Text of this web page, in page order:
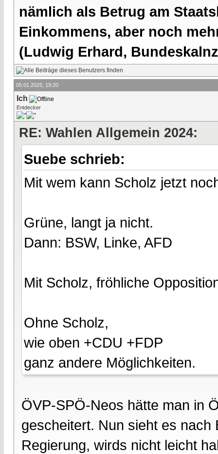
nämlich als Betrug am
Einkommens, aber noch
(Ludwig Erhard,
05.01.2025, 19:20
Ich
Entdecker
RE: Wahlen Allgemein 2024:
Suebe schrieb:
Mit wem kann Scholz jetzt
Grüne, langt ja nicht.
Dann: BSW, Linke, AFD
Mit Scholz, fröhliche
Ohne Scholz,
wie oben +CDU +FDP
ganz andere Möglichkeiten.
ÖVP-SPÖ-Neos hätte man in
gescheitert. Nun sieht es
Regierung, wirds nicht leicht